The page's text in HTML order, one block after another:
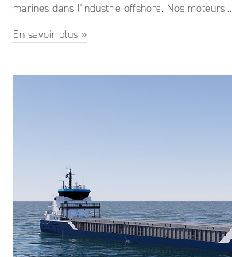
marines dans l'industrie offshore. Nos moteurs...
En savoir plus »